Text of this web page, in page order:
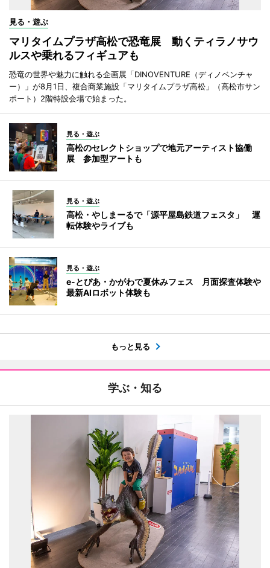
見る・遊ぶ
マリタイムプラザ高松で恐竜展 動くティラノサウ
ルスや乗れるフィギュアも
恐竜の世界や魅力に触れる企画展「DINOVENTURE（ディノベンチャ
ー）」が8月1日、複合商業施設「マリタイムプラザ高松」（高松市サン
ポート）2階特設会場で始まった。
見る・遊ぶ
高松のセレクトショップで地元アーティスト協働
展 参加型アートも
見る・遊ぶ
高松・やしまーるで「源平屋島鉄道フェスタ」 運
転体験やライブも
見る・遊ぶ
e-とぴあ・かがわで夏休みフェス 月面探査体験や
最新AIロボット体験も
もっと見る
学ぶ・知る